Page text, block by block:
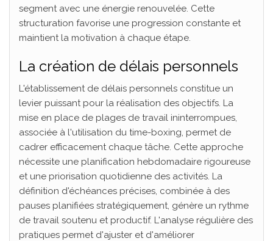
segment avec une énergie renouvelée. Cette
structuration favorise une progression constante et
maintient la motivation à chaque étape.
La création de délais personnels
L'établissement de délais personnels constitue un
levier puissant pour la réalisation des objectifs. La
mise en place de plages de travail ininterrompues,
associée à l'utilisation du time-boxing, permet de
cadrer efficacement chaque tâche. Cette approche
nécessite une planification hebdomadaire rigoureuse
et une priorisation quotidienne des activités. La
définition d'échéances précises, combinée à des
pauses planifiées stratégiquement, génère un rythme
de travail soutenu et productif. L'analyse régulière des
pratiques permet d'ajuster et d'améliorer